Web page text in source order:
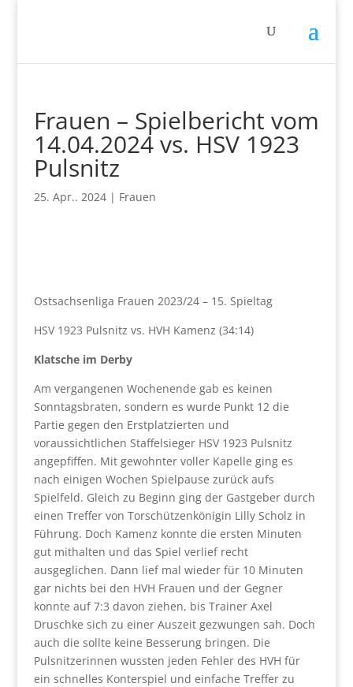
Frauen – Spielbericht vom
14.04.2024 vs. HSV 1923
Pulsnitz
25. Apr.. 2024| Frauen
Ostsachsenliga Frauen 2023/24 – 15. Spieltag
HSV 1923 Pulsnitz vs. HVH Kamenz (34:14)
Klatsche im Derby
Am vergangenen Wochenende gab es keinen
Sonntagsbraten, sondern es wurde Punkt 12 die
Partie gegen den Erstplatzierten und
voraussichtlichen Staffelsieger HSV 1923 Pulsnitz
angepfiffen. Mit gewohnter voller Kapelle ging es
nach einigen Wochen Spielpause zurück aufs
Spielfeld. Gleich zu Beginn ging der Gastgeber durch
einen Treffer von Torschützenkönigin Lilly Scholz in
Führung. Doch Kamenz konnte die ersten Minuten
gut mithalten und das Spiel verlief recht
ausgeglichen. Dann lief mal wieder für 10 Minuten
gar nichts bei den HVH Frauen und der Gegner
konnte auf 7:3 davon ziehen, bis Trainer Axel
Druschke sich zu einer Auszeit gezwungen sah. Doch
auch die sollte keine Besserung bringen. Die
Pulsnitzerinnen wussten jeden Fehler des HVH für
ein schnelles Konterspiel und einfache Treffer zu